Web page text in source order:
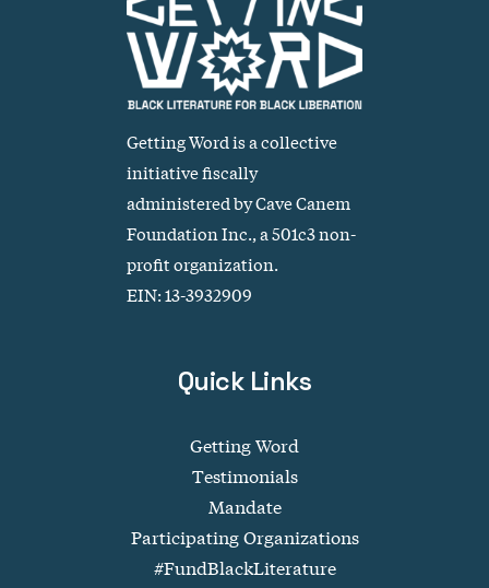
Getting Word is a collective
initiative fiscally
administered by Cave Canem
Foundation Inc., a 501c3 non-
profit organization.
EIN: 13-3932909
Quick Links
Getting Word
Testimonials
Mandate
Participating Organizations
#FundBlackLiterature